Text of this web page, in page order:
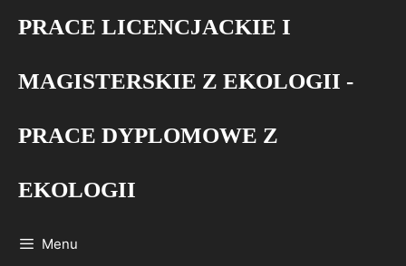
PRACE LICENCJACKIE I
MAGISTERSKIE Z EKOLOGII -
PRACE DYPLOMOWE Z
EKOLOGII
Menu